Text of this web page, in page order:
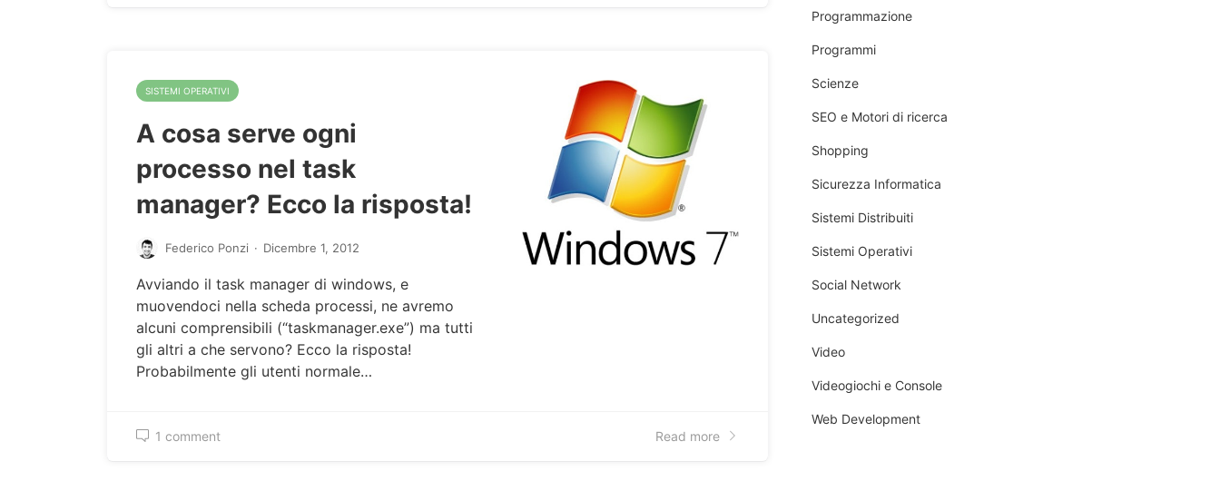
SISTEMI OPERATIVI
A cosa serve ogni
processo nel task
manager? Ecco la risposta!
Federico Ponzi · Dicembre 1, 2012
Avviando il task manager di windows, e
muovendoci nella scheda processi, ne avremo
alcuni comprensibili (“taskmanager.exe”) ma tutti
gli altri a che servono? Ecco la risposta!
Probabilmente gli utenti normale…
1 comment Read more
Programmazione
Programmi
Scienze
SEO e Motori di ricerca
Shopping
Sicurezza Informatica
Sistemi Distribuiti
Sistemi Operativi
Social Network
Uncategorized
Video
Videogiochi e Console
Web Development